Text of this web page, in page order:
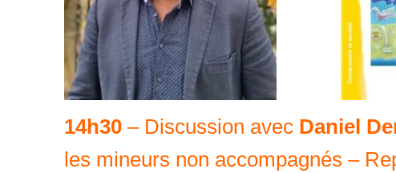
14h30 – Discussion avec Daniel
les mineurs non accompagnés –